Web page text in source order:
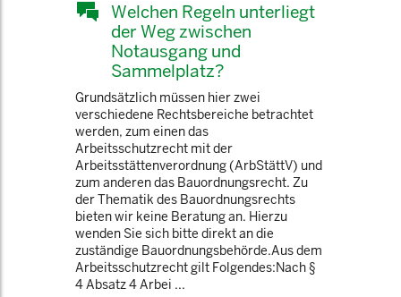
Welchen Regeln unterliegt
der Weg zwischen
Notausgang und
Sammelplatz?
Grundsätzlich müssen hier zwei
verschiedene Rechtsbereiche betrachtet
werden, zum einen das
Arbeitsschutzrecht mit der
Arbeitsstättenverordnung (ArbStättV) und
zum anderen das Bauordnungsrecht. Zu
der Thematik des Bauordnungsrechts
bieten wir keine Beratung an. Hierzu
wenden Sie sich bitte direkt an die
zuständige Bauordnungsbehörde.Aus dem
Arbeitsschutzrecht gilt Folgendes:Nach §
4 Absatz 4 Arbei ...